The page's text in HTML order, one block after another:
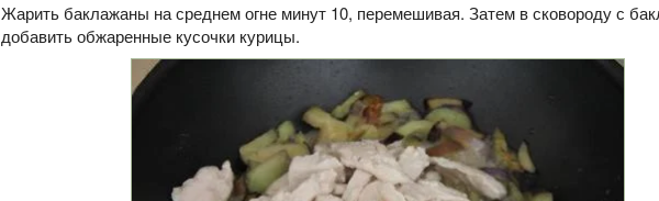
Жарить баклажаны на среднем огне минут 10, перемешивая. Затем в сковороду с
добавить обжаренные кусочки курицы.